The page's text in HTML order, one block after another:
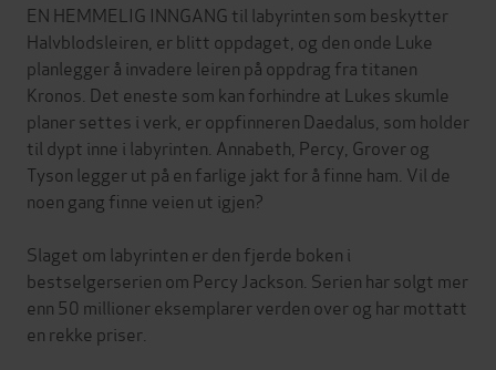
EN HEMMELIG INNGANG til labyrinten som beskytter
Halvblodsleiren, er blitt oppdaget, og den onde Luke
planlegger å invadere leiren på oppdrag fra titanen
Kronos. Det eneste som kan forhindre at Lukes skumle
planer settes i verk, er oppfinneren Daedalus, som holder
til dypt inne i labyrinten. Annabeth, Percy, Grover og
Tyson legger ut på en farlige jakt for å finne ham. Vil de
noen gang finne veien ut igjen?
Slaget om labyrinten er den fjerde boken i
bestselgerserien om Percy Jackson. Serien har solgt mer
enn 50 millioner eksemplarer verden over og har mottatt
en rekke priser.